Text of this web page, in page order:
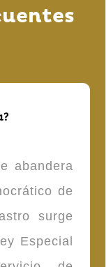
abandera
de
surge
Especial